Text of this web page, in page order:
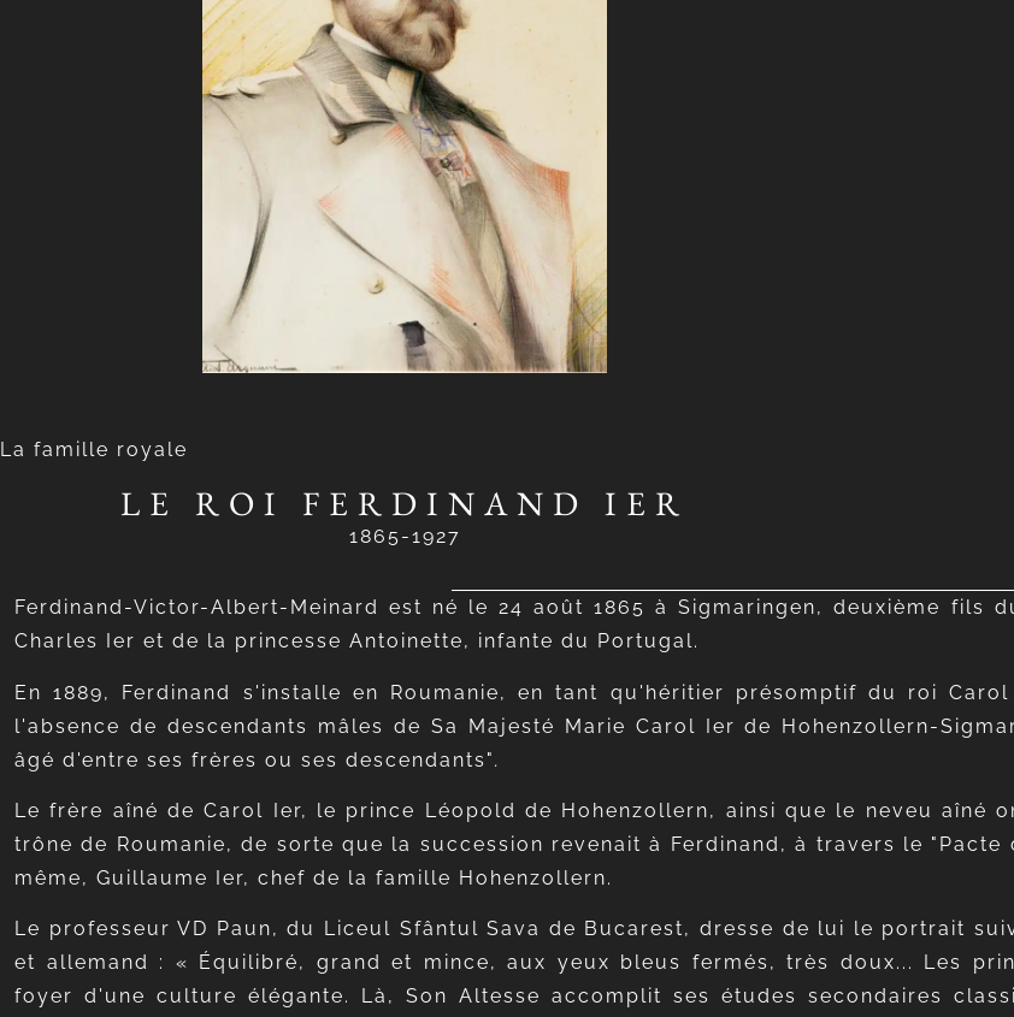
La famille royale
LE ROI FERDINAND IER
1865-1927
Ferdinand-Victor-Albert-Meinard est né le 24 août 1865 à Sigmaringen, deuxième fils
Charles Ier et de la princesse Antoinette, infante du Portugal.
En 1889, Ferdinand s'installe en Roumanie, en tant qu'héritier présomptif du roi
l'absence de descendants mâles de Sa Majesté Marie Carol Ier de Hohenzollern-
âgé d'entre ses frères ou ses descendants".
Le frère aîné de Carol Ier, le prince Léopold de Hohenzollern, ainsi que le neveu
trône de Roumanie, de sorte que la succession revenait à Ferdinand, à travers le "Pacte
même, Guillaume Ier, chef de la famille Hohenzollern.
Le professeur VD Paun, du Liceul Sfântul Sava de Bucarest, dresse de lui le portrait
et allemand : « Équilibré, grand et mince, aux yeux bleus fermés, très doux... Les
foyer d'une culture élégante. Là, Son Altesse accomplit ses études secondaires